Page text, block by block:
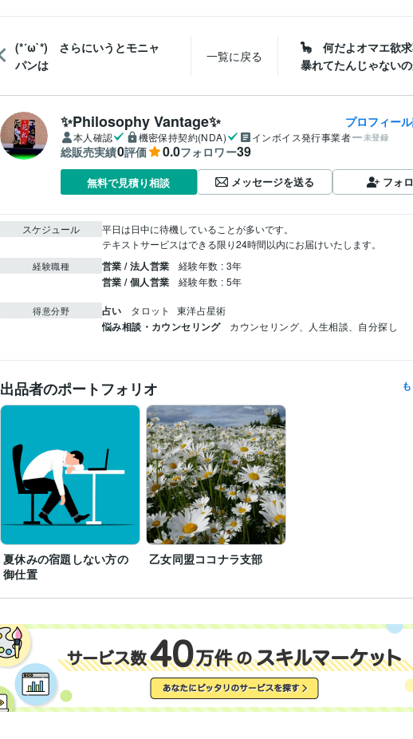
(*´ω`*) さらにいうとモニャ
パンは
一覧に戻る
🦕 何だよオマエ欲
暴れてたんじゃない
✨Philosophy Vantage✨ プロフィー
本人確認 機密保持契約(NDA) インボイス発行事業者 未登録
総販売実績0評価 0.0フォロワー39
無料で見積り相談 メッセージを送る フォ
スケジュール
平日は日中に待機していることが多いです。
テキストサービスはできる限り24時間以内にお届けいたします。
経験職種 営業 / 法人営業 経験年数 : 3年
営業 / 個人営業 経験年数 : 5年
得意分野 占い タロット 東洋占星術
悩み相談・カウンセリング カウンセリング、人生相談、自分探し
出品者のポートフォリオ
夏休みの宿題しない方の
御仕置
乙女同盟ココナラ支部